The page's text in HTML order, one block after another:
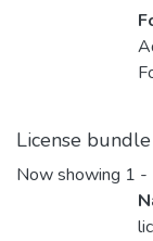
License bundle
Now showing 1 -